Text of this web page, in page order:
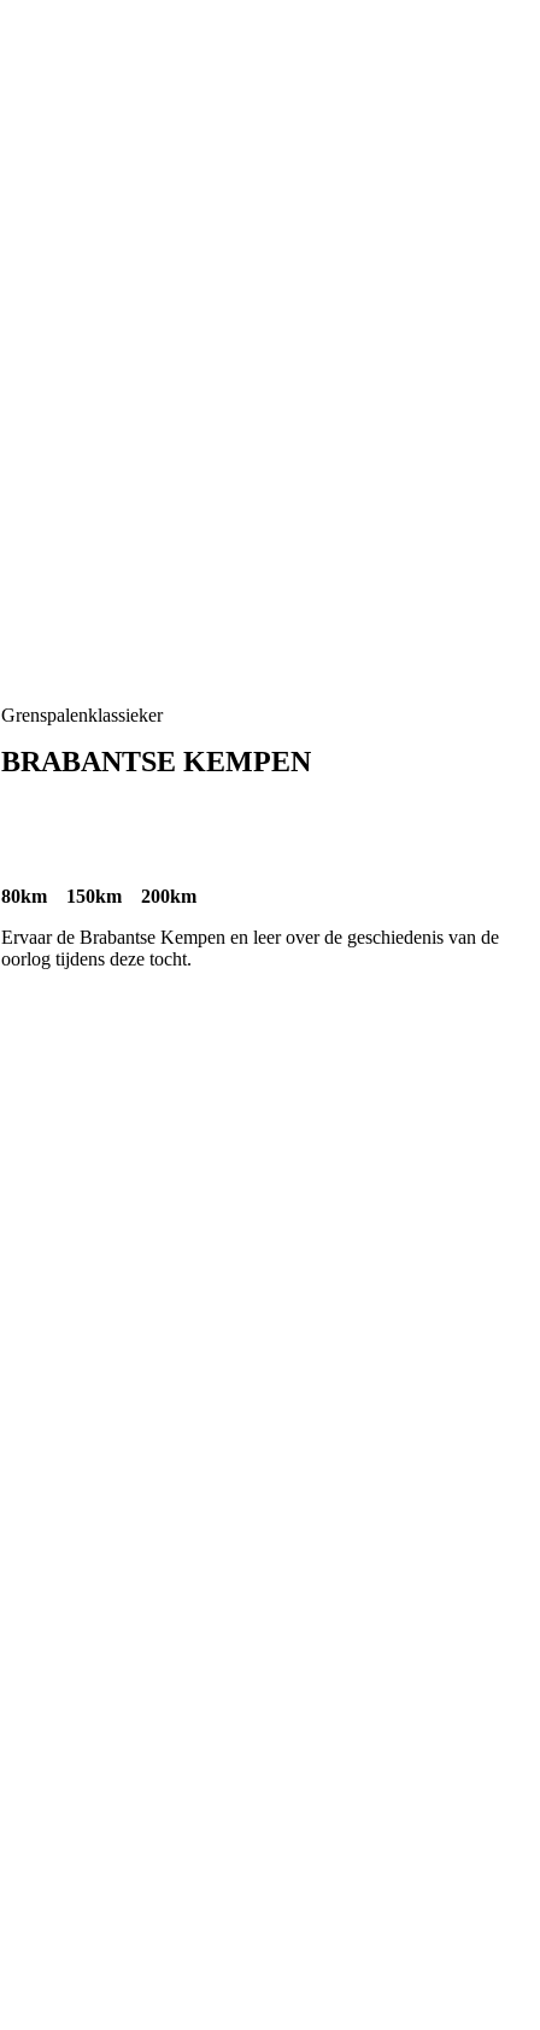
Grenspalenklassieker
BRABANTSE KEMPEN
80km 150km 200km
Ervaar de Brabantse Kempen en leer over de geschiedenis van de
oorlog tijdens deze tocht.